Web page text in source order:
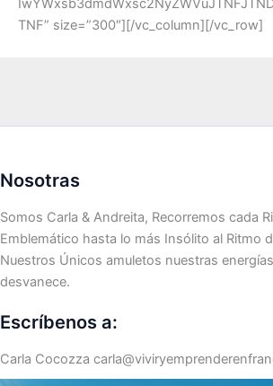
TNF” size=”300″][/vc_column][/vc_row]
Nosotras
Somos Carla & Andreita, Recorremos cada
Emblemático hasta lo más Insólito al Ritmo
Nuestros Únicos amuletos nuestras
desvanece.
Escríbenos a:
Carla Cocozza